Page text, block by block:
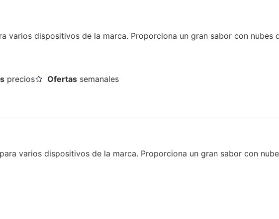
varios dispositivos de la marca. Proporciona un gran sabor con nubes
precios Ofertas semanales
varios dispositivos de la marca. Proporciona un gran sabor con